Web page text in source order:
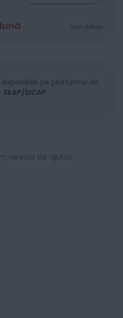
Vezi detalii
pe platforma de
SEAP/SICAP
nevoie de ajutor